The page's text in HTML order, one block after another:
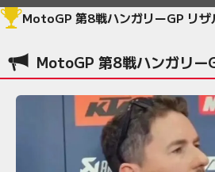
MotoGP 第8戦ハンガリーGP リザ
MotoGP 第8戦ハンガリー